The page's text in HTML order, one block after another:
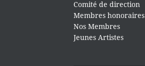
Comité de direction
Membres honoraires
Nos Membres
Jeunes Artistes